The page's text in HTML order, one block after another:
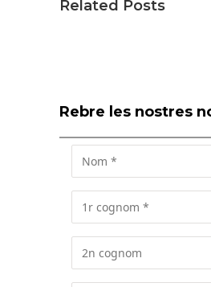
Related Posts
Rebre les nostres